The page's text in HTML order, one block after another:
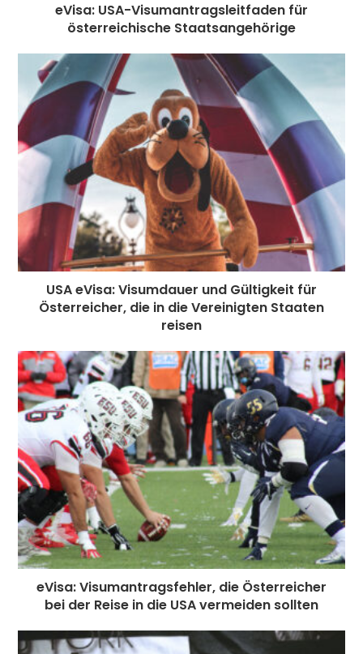
eVisa: USA-Visumantragsleitfaden für
österreichische Staatsangehörige
USA eVisa: Visumdauer und Gültigkeit für
Österreicher, die in die Vereinigten Staaten
reisen
eVisa: Visumantragsfehler, die Österreicher
bei der Reise in die USA vermeiden sollten